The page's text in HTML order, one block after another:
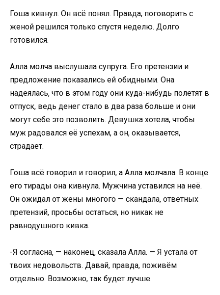
Гоша кивнул. Он всё понял. Правда, поговорить с
женой решился только спустя неделю. Долго
готовился.
Алла молча выслушала супруга. Его претензии и
предложение показались ей обидными. Она
надеялась, что в этом году они куда-нибудь полетят в
отпуск, ведь денег стало в два раза больше и они
могут себе это позволить. Девушка хотела, чтобы
муж радовался её успехам, а он, оказывается,
страдает.
Гоша всё говорил и говорил, а Алла молчала. В конце
его тирады она кивнула. Мужчина уставился на неё.
Он ожидал от жены многого — скандала, ответных
претензий, просьбы остаться, но никак не
равнодушного кивка.
-Я согласна, — наконец, сказала Алла. — Я устала от
твоих недовольств. Давай, правда, поживём
отдельно. Возможно, так будет лучше.